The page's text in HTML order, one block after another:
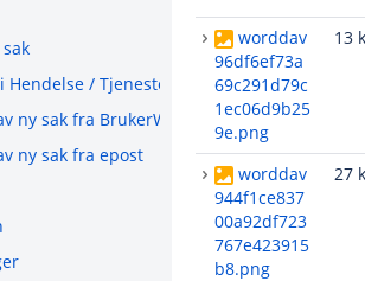
Hendelse / Tjeneste / Tilgang
ny sak fra BrukerWeb
ny sak fra epost
worddav
96df6ef73a
69c291d79c
1ec06d9b25
9e.png
13
worddav
944f1ce837
00a92df723
767e423915
b8.png
27